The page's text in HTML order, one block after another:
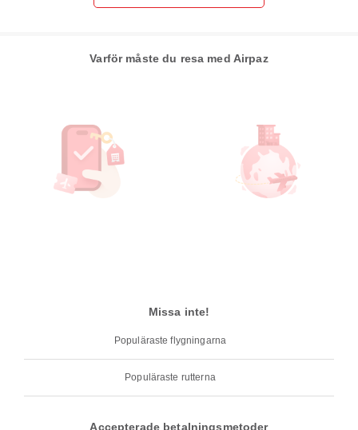
Varför måste du resa med Airpaz
Missa inte!
Populäraste flygningarna
Populäraste rutterna
Accepterade betalningsmetoder